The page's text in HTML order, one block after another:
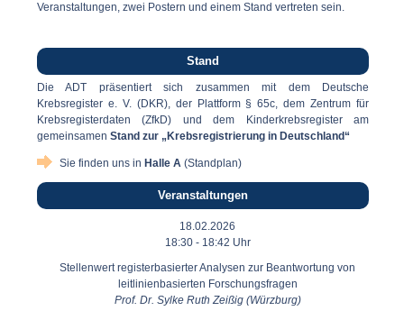
Veranstaltungen, zwei Postern und einem Stand vertreten sein.
Stand
Die ADT präsentiert sich zusammen mit dem Deutsche
Krebsregister e. V. (DKR), der Plattform § 65c, dem Zentrum für
Krebsregisterdaten (ZfkD) und dem Kinderkrebsregister am
gemeinsamen Stand zur „Krebsregistrierung in Deutschland“
Sie finden uns in Halle A (Standplan)
Veranstaltungen
18.02.2026
18:30 - 18:42 Uhr
Stellenwert registerbasierter Analysen zur Beantwortung von
leitlinienbasierten Forschungsfragen
Prof. Dr. Sylke Ruth Zeißig (Würzburg)